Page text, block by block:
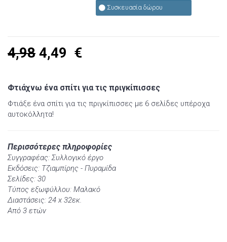
Συσκευασία δώρου
4,98 4,49 €
Φτιάχνω ένα σπίτι για τις πριγκίπισσες
Φτιάξε ένα σπίτι για τις πριγκίπισσες με 6 σελίδες υπέροχα
αυτοκόλλητα!
Περισσότερες πληροφορίες
Συγγραφέας: Συλλογικό έργο
Εκδόσεις: Τζιαμπίρης - Πυραμίδα
Σελίδες: 30
Τύπος εξωφύλλου: Μαλακό
Διαστάσεις: 24 x 32εκ.
Από 3 ετών